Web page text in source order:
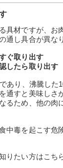
具材ですが、お
通し具合が異な
ぐ取り出す
したら取り出す
あり、沸騰した
通すと美味しさ
るため、他の肉
中毒を起こす危
りたい方はこち